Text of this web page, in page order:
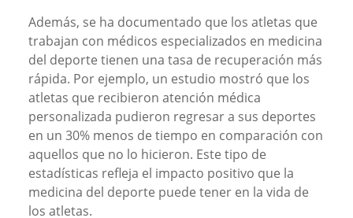
Además, se ha documentado que los atletas que
trabajan con médicos especializados en medicina
del deporte tienen una tasa de recuperación más
rápida. Por ejemplo, un estudio mostró que los
atletas que recibieron atención médica
personalizada pudieron regresar a sus deportes
en un 30% menos de tiempo en comparación con
aquellos que no lo hicieron. Este tipo de
estadísticas refleja el impacto positivo que la
medicina del deporte puede tener en la vida de
los atletas.